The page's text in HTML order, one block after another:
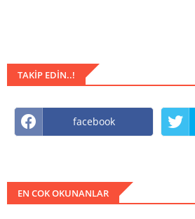
TAKIP EDIN..!
facebook
EN COK OKUNANLAR